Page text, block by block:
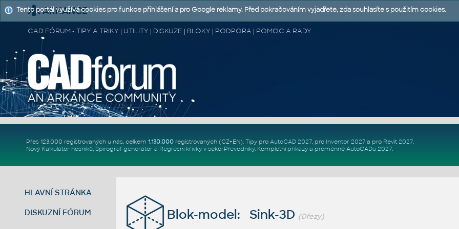
CAD FÓRUM - TIPY A TRIKY | UTILITY | DISKUZE | BLOKY | PODPORA | POMOC A RADY
Přes 123.000 registrovaných u nás, celkem 1.130.000registrovaných (CZ+EN). Tipy pro AutoCAD 2027, pro Inventor 2027a pro Revit 2027.
Nový Kalkulátor nosníků, Spirograf generátor a Regresní křivkyv sekci Převodníky. Kompletní příkazya proměnné AutoCADu 2027.
HLAVNÍ STRÁNKA
DISKUZNÍ FÓRUM Blok-model: Sink-3D (Dřezy)
Tento portál využívá cookies pro funkce přihlášení a pro Google reklamy. Před pokračováním vyjadřete, zda souhlasíte s použitím cookies.